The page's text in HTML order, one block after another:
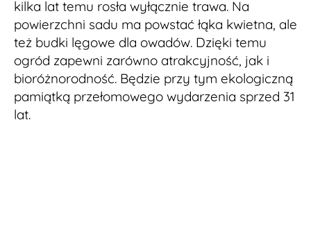
kilka lat temu rosła wyłącznie trawa. Na
powierzchni sadu ma powstać łąka kwietna, ale
też budki lęgowe dla owadów. Dzięki temu
ogród zapewni zarówno atrakcyjność, jak i
bioróżnorodność. Będzie przy tym ekologiczną
pamiątką przełomowego wydarzenia sprzed 31
lat.